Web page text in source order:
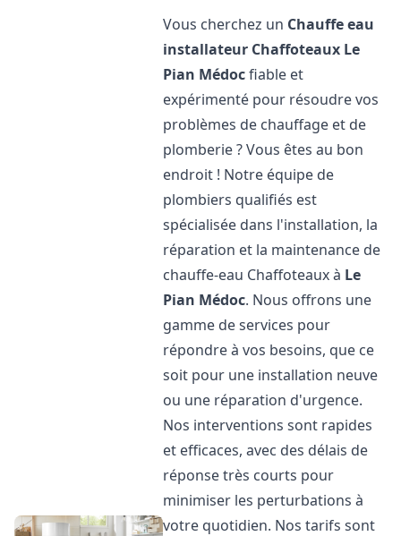
Vous cherchez un Chauffe eau
installateur Chaffoteaux Le
Pian Médocfiable et
expérimenté pour résoudre vos
problèmes de chauffage et de
plomberie ? Vous êtes au bon
endroit ! Notre équipe de
plombiers qualifiés est
spécialisée dans l'installation, la
réparation et la maintenance de
chauffe-eau Chaffoteaux à Le
Pian Médoc. Nous offrons une
gamme de services pour
répondre à vos besoins, que ce
soit pour une installation neuve
ou une réparation d'urgence.
Nos interventions sont rapides
et efficaces, avec des délais de
réponse très courts pour
minimiser les perturbations à
votre quotidien. Nos tarifs sont